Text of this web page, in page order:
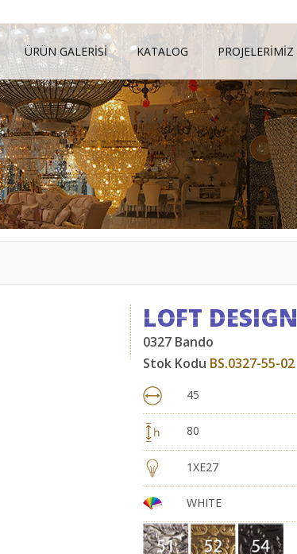
ÜRÜN GALERİSİ KATALOG PROJELERİMİZ
LOFT DESIGN
0327 Bando
Stok Kodu BS.0327-55-02
45
80
1XE27
WHITE